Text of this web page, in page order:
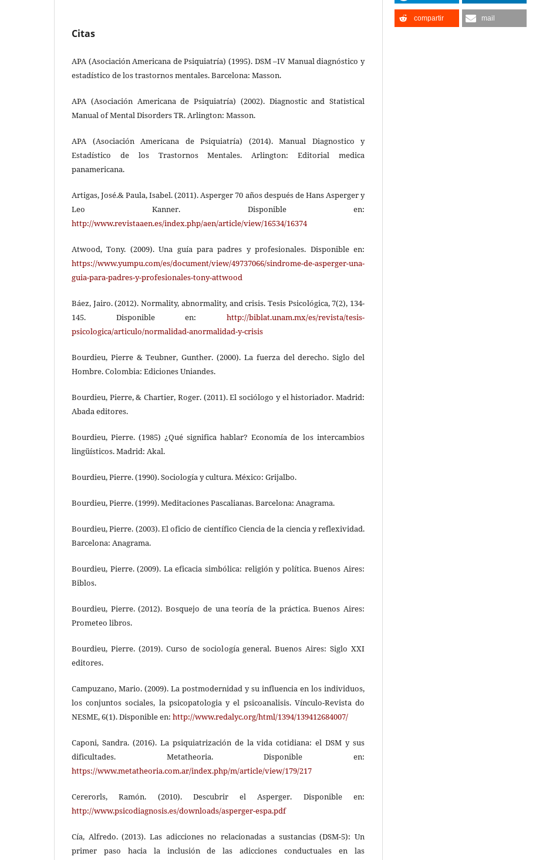
Citas
APA (Asociación Americana de Psiquiatría) (1995). DSM –IV Manual diagnóstico y
estadístico de los trastornos mentales. Barcelona: Masson.
APA (Asociación Americana de Psiquiatría) (2002). Diagnostic and Statistical
Manual of Mental Disorders TR. Arlington: Masson.
APA (Asociación Americana de Psiquiatría) (2014). Manual Diagnostico y
Estadístico de los Trastornos Mentales. Arlington: Editorial medica
panamericana.
Artigas, José.& Paula, Isabel. (2011). Asperger 70 años después de Hans Asperger y
Leo Kanner. Disponible en:
http://www.revistaaen.es/index.php/aen/article/view/16534/16374
Atwood, Tony. (2009). Una guía para padres y profesionales. Disponible en:
https://www.yumpu.com/es/document/view/49737066/sindrome-de-asperger-una-
guia-para-padres-y-profesionales-tony-attwood
Báez, Jairo. (2012). Normality, abnormality, and crisis. Tesis Psicológica, 7(2), 134-
145. Disponible en: http://biblat.unam.mx/es/revista/tesis-
psicologica/articulo/normalidad-anormalidad-y-crisis
Bourdieu, Pierre & Teubner, Gunther. (2000). La fuerza del derecho. Siglo del
Hombre. Colombia: Ediciones Uniandes.
Bourdieu, Pierre, & Chartier, Roger. (2011). El sociólogo y el historiador. Madrid:
Abada editores.
Bourdieu, Pierre. (1985) ¿Qué significa hablar? Economía de los intercambios
lingüísticos. Madrid: Akal.
Bourdieu, Pierre. (1990). Sociología y cultura. México: Grijalbo.
Bourdieu, Pierre. (1999). Meditaciones Pascalianas. Barcelona: Anagrama.
Bourdieu, Pierre. (2003). El oficio de científico Ciencia de la ciencia y reflexividad.
Barcelona: Anagrama.
Bourdieu, Pierre. (2009). La eficacia simbólica: religión y política. Buenos Aires:
Biblos.
Bourdieu, Pierre. (2012). Bosquejo de una teoría de la práctica. Buenos Aires:
Prometeo libros.
Bourdieu, Pierre. (2019). Curso de sociología general. Buenos Aires: Siglo XXI
editores.
Campuzano, Mario. (2009). La postmodernidad y su influencia en los individuos,
los conjuntos sociales, la psicopatologia y el psicoanalisis. Vínculo-Revista do
NESME, 6(1). Disponible en: http://www.redalyc.org/html/1394/139412684007/
Caponi, Sandra. (2016). La psiquiatrización de la vida cotidiana: el DSM y sus
dificultades. Metatheoria. Disponible en:
https://www.metatheoria.com.ar/index.php/m/article/view/179/217
Cererorls, Ramón. (2010). Descubrir el Asperger. Disponible en:
http://www.psicodiagnosis.es/downloads/asperger-espa.pdf
Cía, Alfredo. (2013). Las adicciones no relacionadas a sustancias (DSM-5): Un
primer paso hacia la inclusión de las adicciones conductuales en las
compartir mail